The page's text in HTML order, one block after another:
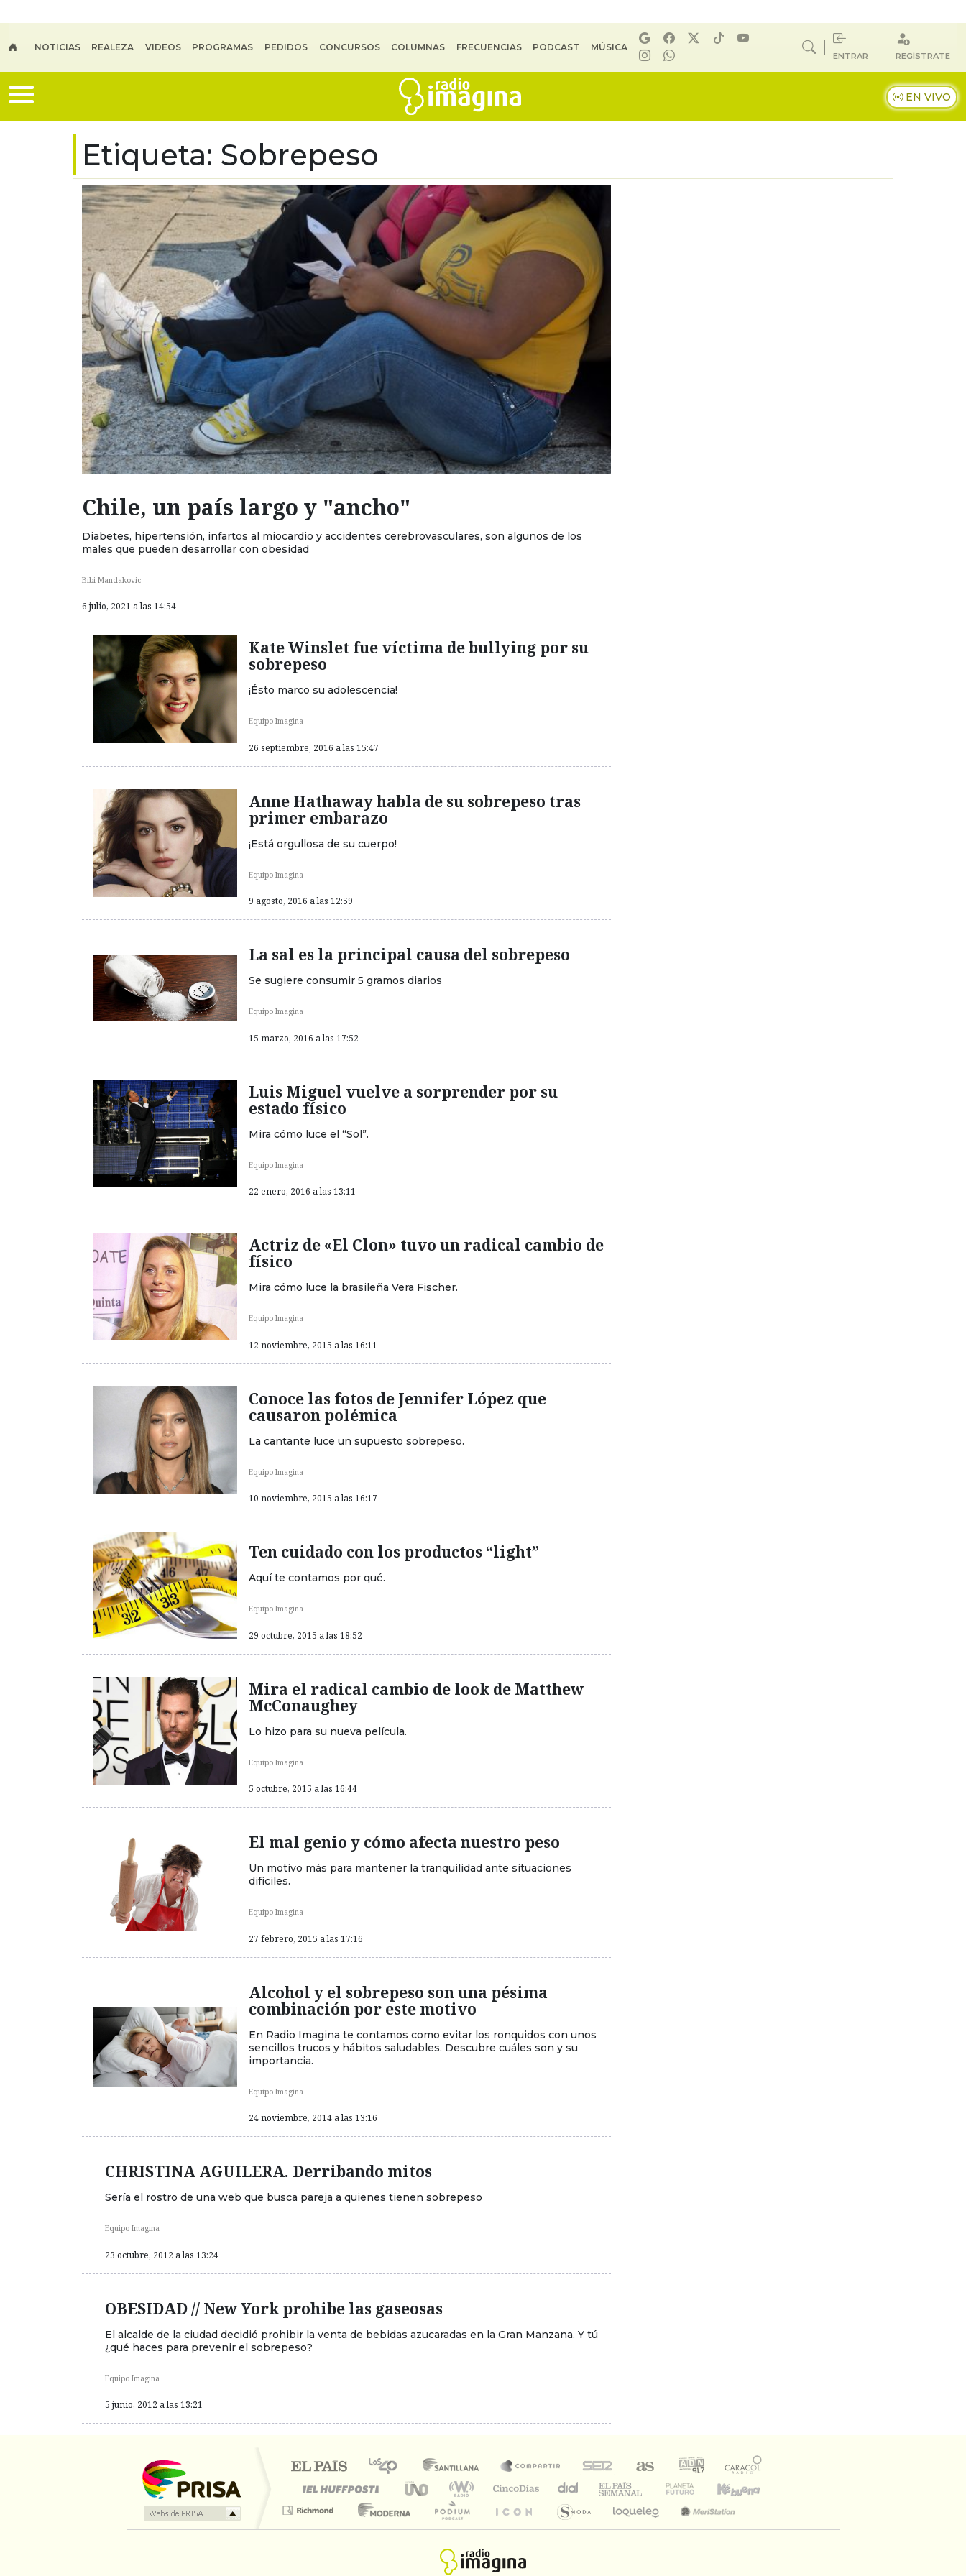
NOTICIAS REALEZA VIDEOS PROGRAMAS PEDIDOS CONCURSOS COLUMNAS FRECUENCIAS PODCAST MÚSICA
ENTRAR REGÍSTRATE
EN VIVO
Etiqueta: Sobrepeso
Chile, un país largo y "ancho"
Diabetes, hipertensión, infartos al miocardio y accidentes cerebrovasculares, son algunos de los
males que pueden desarrollar con obesidad
Bibi Mandakovic
6 julio, 2021 a las 14:54
Kate Winslet fue víctima de bullying por su
sobrepeso
¡Ésto marco su adolescencia!
Equipo Imagina
26 septiembre, 2016 a las 15:47
Anne Hathaway habla de su sobrepeso tras
primer embarazo
¡Está orgullosa de su cuerpo!
Equipo Imagina
9 agosto, 2016 a las 12:59
La sal es la principal causa del sobrepeso
Se sugiere consumir 5 gramos diarios
Equipo Imagina
15 marzo, 2016 a las 17:52
Luis Miguel vuelve a sorprender por su
estado físico
Mira cómo luce el “Sol”.
Equipo Imagina
22 enero, 2016 a las 13:11
Actriz de «El Clon» tuvo un radical cambio de
físico
Mira cómo luce la brasileña Vera Fischer.
Equipo Imagina
12 noviembre, 2015 a las 16:11
Conoce las fotos de Jennifer López que
causaron polémica
La cantante luce un supuesto sobrepeso.
Equipo Imagina
10 noviembre, 2015 a las 16:17
Ten cuidado con los productos “light”
Aquí te contamos por qué.
Equipo Imagina
29 octubre, 2015 a las 18:52
Mira el radical cambio de look de Matthew
McConaughey
Lo hizo para su nueva película.
Equipo Imagina
5 octubre, 2015 a las 16:44
El mal genio y cómo afecta nuestro peso
Un motivo más para mantener la tranquilidad ante situaciones
difíciles.
Equipo Imagina
27 febrero, 2015 a las 17:16
Alcohol y el sobrepeso son una pésima
combinación por este motivo
En Radio Imagina te contamos como evitar los ronquidos con unos
sencillos trucos y hábitos saludables. Descubre cuáles son y su
importancia.
Equipo Imagina
24 noviembre, 2014 a las 13:16
CHRISTINA AGUILERA. Derribando mitos
Sería el rostro de una web que busca pareja a quienes tienen sobrepeso
Equipo Imagina
23 octubre, 2012 a las 13:24
OBESIDAD // New York prohibe las gaseosas
El alcalde de la ciudad decidió prohibir la venta de bebidas azucaradas en la Gran Manzana. Y tú
¿qué haces para prevenir el sobrepeso?
Equipo Imagina
5 junio, 2012 a las 13:21